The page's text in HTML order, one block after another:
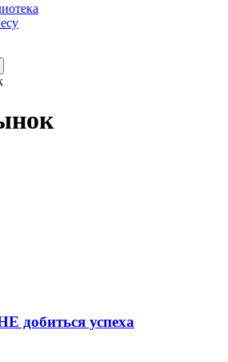
добиться успеха